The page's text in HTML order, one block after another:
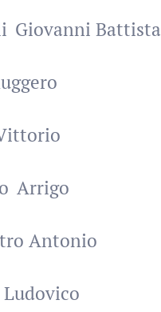
Giovanni Battista
Arrigo
Antonio
Ludovico